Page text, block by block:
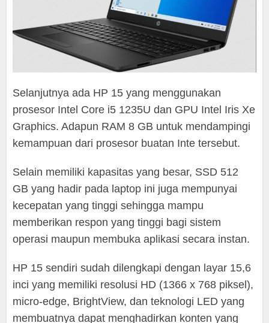
Selanjutnya ada HP 15 yang menggunakan
prosesor Intel Core i5 1235U dan GPU Intel Iris Xe
Graphics. Adapun RAM 8 GB untuk mendampingi
kemampuan dari prosesor buatan Inte tersebut.
Selain memiliki kapasitas yang besar, SSD 512
GB yang hadir pada laptop ini juga mempunyai
kecepatan yang tinggi sehingga mampu
memberikan respon yang tinggi bagi sistem
operasi maupun membuka aplikasi secara instan.
HP 15 sendiri sudah dilengkapi dengan layar 15,6
inci yang memiliki resolusi HD (1366 x 768 piksel),
micro-edge, BrightView, dan teknologi LED yang
membuatnya dapat menghadirkan konten yang